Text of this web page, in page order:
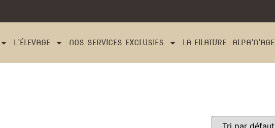
L’ÉLEVAGE NOS SERVICES EXCLUSIFS LA FILATURE ALPA’N’AGE